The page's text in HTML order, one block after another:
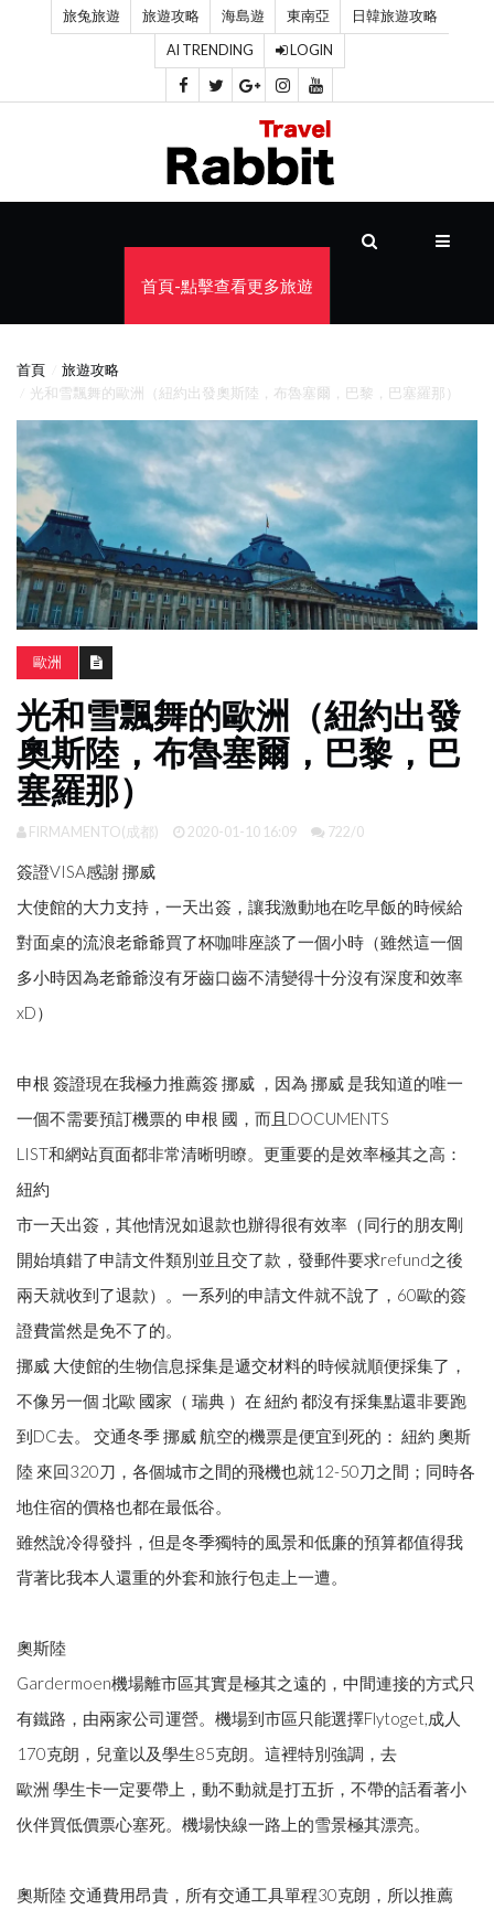
旅兔旅遊 旅遊攻略 海島遊 東南亞 日韓旅遊攻略
AI TRENDING LOGIN
海
島
東
南
亞
日
韓
旅
遊
攻
略
體
驗
照
片
臉
首頁-點擊查看更多旅遊
首頁
旅遊攻略
光和雪飄舞的歐洲（紐約出發奧斯陸，布魯塞爾，巴黎，巴塞羅那）
歐洲
光和雪飄舞的歐洲（紐約出發
奧斯陸，布魯塞爾，巴黎，巴
塞羅那）
FIRMAMENTO(成都) 2020-01-10 16:09 722/0
簽證VISA感謝 挪威
大使館的大力支持，一天出簽，讓我激動地在吃早飯的時候給
對面桌的流浪老爺爺買了杯咖啡座談了一個小時（雖然這一個
多小時因為老爺爺沒有牙齒口齒不清變得十分沒有深度和效率
xD）
申根 簽證現在我極力推薦簽 挪威 ，因為 挪威 是我知道的唯一
一個不需要預訂機票的 申根 國，而且DOCUMENTS
LIST和網站頁面都非常清晰明瞭。更重要的是效率極其之高：
紐約
市一天出簽，其他情況如退款也辦得很有效率（同行的朋友剛
開始填錯了申請文件類別並且交了款，發郵件要求refund之後
兩天就收到了退款）。一系列的申請文件就不說了，60歐的簽
證費當然是免不了的。
挪威 大使館的生物信息採集是遞交材料的時候就順便採集了，
不像另一個 北歐 國家（ 瑞典 ）在 紐約 都沒有採集點還非要跑
到DC去。 交通冬季 挪威 航空的機票是便宜到死的： 紐約 奧斯
陸 來回320刀，各個城市之間的飛機也就12-50刀之間；同時各
地住宿的價格也都在最低谷。
雖然說冷得發抖，但是冬季獨特的風景和低廉的預算都值得我
背著比我本人還重的外套和旅行包走上一遭。
奧斯陸
Gardermoen機場離市區其實是極其之遠的，中間連接的方式只
有鐵路，由兩家公司運營。機場到市區只能選擇Flytoget,成人
170克朗，兒童以及學生85克朗。這裡特別強調，去
歐洲 學生卡一定要帶上，動不動就是打五折，不帶的話看著小
伙伴買低價票心塞死。機場快線一路上的雪景極其漂亮。
奧斯陸 交通費用昂貴，所有交通工具單程30克朗，所以推薦